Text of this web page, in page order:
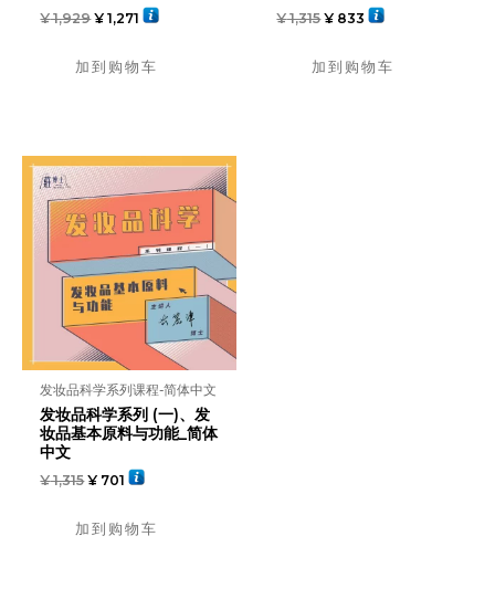
¥1,929 ¥ 1,271
加到购物车
¥1,315 ¥ 833
加到购物车
发妆品科学系列课程-简体中文
发妆品科学系列 (一)、发
妆品基本原料与功能_简体
中文
¥1,315 ¥ 701
加到购物车